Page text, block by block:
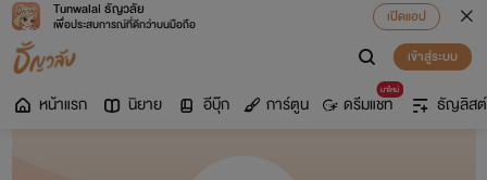
Tunwalai ธัญวลัย
เพื่อประสบการณ์ที่ดีกว่าบนมือถือ
เปิดแอป
เข้าสู่ระบบ
หน้าแรก นิยาย อีบุ๊ก การ์ตูน
มาใหม่
ดรีมแชท ธัญลิสต์